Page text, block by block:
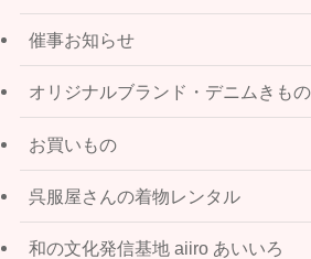
催事お知らせ
オリジナルブランド・デニムきも
お買いもの
呉服屋さんの着物レンタル
和の文化発信基地 aiiro あいいろ